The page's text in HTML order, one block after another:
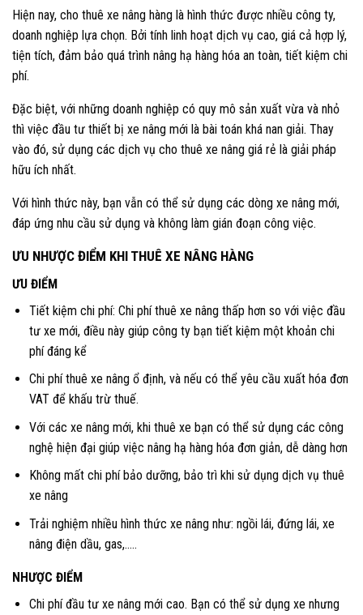
Hiện nay, cho thuê xe nâng hàng là hình thức được nhiều công ty,
doanh nghiệp lựa chọn. Bởi tính linh hoạt dịch vụ cao, giá cả hợp lý,
tiện tích, đảm bảo quá trình nâng hạ hàng hóa an toàn, tiết kiệm chi
phí.
Đặc biệt, với những doanh nghiệp có quy mô sản xuất vừa và nhỏ
thì việc đầu tư thiết bị xe nâng mới là bài toán khá nan giải. Thay
vào đó, sử dụng các dịch vụ cho thuê xe nâng giá rẻ là giải pháp
hữu ích nhất.
Với hình thức này, bạn vẫn có thể sử dụng các dòng xe nâng mới,
đáp ứng nhu cầu sử dụng và không làm gián đoạn công việc.
ƯU NHƯỢC ĐIỂM KHI THUÊ XE NÂNG HÀNG
ƯU ĐIỂM
Tiết kiệm chi phí: Chi phí thuê xe nâng thấp hơn so với việc đầu
tư xe mới, điều này giúp công ty bạn tiết kiệm một khoản chi
phí đáng kể
Chi phí thuê xe nâng ổ định, và nếu có thể yêu cầu xuất hóa đơn
VAT để khấu trừ thuế.
Với các xe nâng mới, khi thuê xe bạn có thể sử dụng các công
nghệ hiện đại giúp việc nâng hạ hàng hóa đơn giản, dễ dàng hơn
Không mất chi phí bảo dưỡng, bảo trì khi sử dụng dịch vụ thuê
xe nâng
Trải nghiệm nhiều hình thức xe nâng như: ngồi lái, đứng lái, xe
nâng điện dầu, gas,…..
NHƯỢC ĐIỂM
Chi phí đầu tư xe nâng mới cao. Bạn có thể sử dụng xe nhưng